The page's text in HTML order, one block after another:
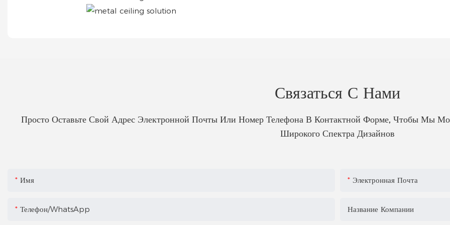
Связаться С Нами
Просто Оставьте Свой Адрес Электронной Почты Или Номер Телефона В Контактной Форме, Чтобы Мы
Широкого Спектра Дизайнов
Имя Электронная Почта
Телефон/WhatsApp Название Компании